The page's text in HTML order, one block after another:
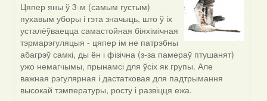
In
reply
to
by
Юлія
С.К.
Цяпер яны ў 3-м (самым густым)
пухавым уборы і гэта значыць, што ў іх
усталёўваецца самастойная біяхімічная
тэрмарэгуляцыя - цяпер ім не патрэбны
абагрэў самкі, ды ён і фізічна (з-за памераў птушанят)
ужо немагчымы, прынамсі для ўсіх як групы. Але
важная рэгулярная і дастатковая для падтрымання
высокай тэмпературы, росту і развіцця ежа.